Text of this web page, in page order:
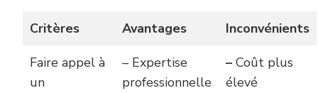
Critères Avantages
Inconvénients
Faire appel à
un
– Expertise
professionnelle
– Coût plus
élevé